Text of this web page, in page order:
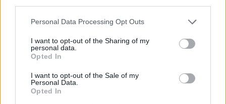
Personal Data Processing Opt Outs
I want to opt-out of the Sharing of my
personal data.
Opted In
I want to opt-out of the Sale of my
Personal Data.
Opted In
Přihlásit se a odpovědět #66312
freekarol |Předmět:
RE: RE: Prezident Joe…
05.04.22 00:29:20
Reakce na příspěvek#66355
Nějaké oficiální ruské dokumenty byly zveřejněné a v